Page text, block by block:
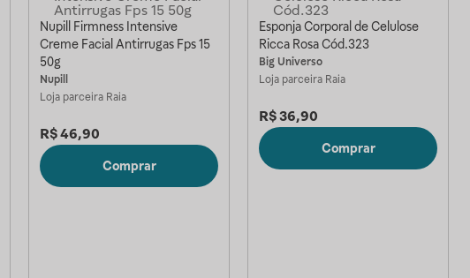
Nupill Firmness Intensive
Creme Facial Antirrugas Fps 15
50g
Nupill
Loja parceira Raia
R$46,90
Comprar
Esponja Corporal de Celulose
Ricca Rosa Cód.323
Big Universo
Loja parceira Raia
R$36,90
Comprar